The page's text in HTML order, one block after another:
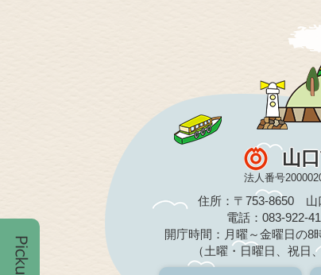
山
法人番号
住所：〒753-8650 山
電話：083-922-
開庁時間：月曜～金曜日の8
（土曜・日曜日、祝日